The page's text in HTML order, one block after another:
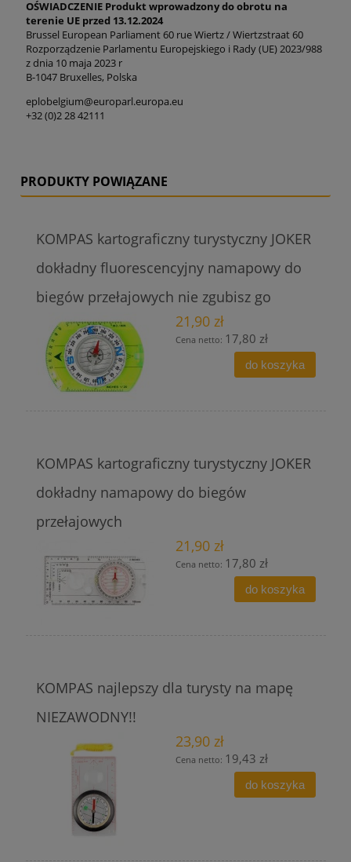
OŚWIADCZENIE Produkt wprowadzony do obrotu na
terenie UE przed 13.12.2024
Brussel European Parliament 60 rue Wiertz / Wiertzstraat 60
Rozporządzenie Parlamentu Europejskiego i Rady (UE) 2023/988
z dnia 10 maja 2023 r
B-1047 Bruxelles, Polska
eplobelgium@europarl.europa.eu
+32 (0)2 28 42111
PRODUKTY POWIĄZANE
KOMPAS kartograficzny turystyczny JOKER
dokładny fluorescencyjny namapowy do
biegów przełajowych nie zgubisz go
21,90 zł
Cena netto: 17,80 zł
do koszyka
KOMPAS kartograficzny turystyczny JOKER
dokładny namapowy do biegów
przełajowych
21,90 zł
Cena netto: 17,80 zł
do koszyka
KOMPAS najlepszy dla turysty na mapę
NIEZAWODNY!!
23,90 zł
Cena netto: 19,43 zł
do koszyka